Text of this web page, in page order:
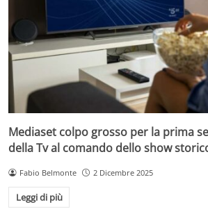
Mediaset colpo grosso per la prima
della Tv al comando dello show
Fabio Belmonte 2 Dicembre 2025
Leggi di più